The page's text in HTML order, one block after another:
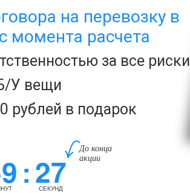
на перевозку в
момента расчета
за все риски
У вещи
рублей в подарок
До конца
акции
: 26
СЕКУНД